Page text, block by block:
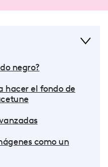
negro?
hacer el fondo de
como un